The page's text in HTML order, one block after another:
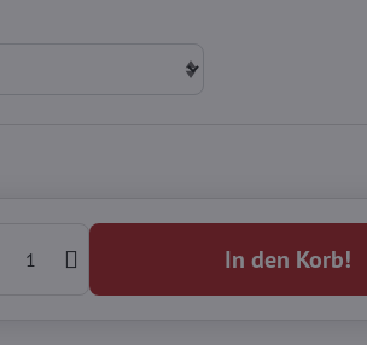
In den Korb!